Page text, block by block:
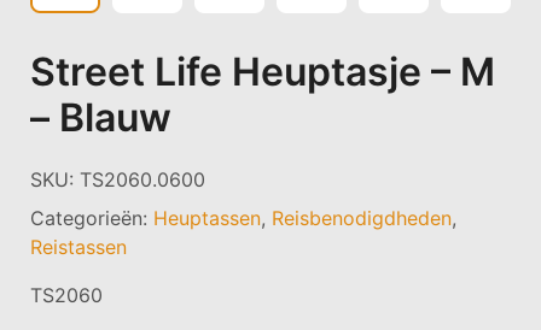
Street Life Heuptasje – M
– Blauw
SKU: TS2060.0600
Categorieën: Heuptassen, Reisbenodigdheden,
Reistassen
TS2060